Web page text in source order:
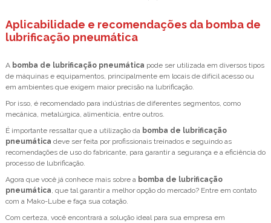
Aplicabilidade e recomendações da bomba de
lubrificação pneumática
A bomba de lubrificação pneumática pode ser utilizada em diversos tipos
de máquinas e equipamentos, principalmente em locais de difícil acesso ou
em ambientes que exigem maior precisão na lubrificação.
Por isso, é recomendado para indústrias de diferentes segmentos, como
mecânica, metalúrgica, alimentícia, entre outros.
É importante ressaltar que a utilização da bomba de lubrificação
pneumática deve ser feita por profissionais treinados e seguindo as
recomendações de uso do fabricante, para garantir a segurança e a eficiência do
processo de lubrificação.
Agora que você já conhece mais sobre a bomba de lubrificação
pneumática , que tal garantir a melhor opção do mercado? Entre em contato
com a Mako-Lube e faça sua cotação.
Com certeza, você encontrará a solução ideal para sua empresa em